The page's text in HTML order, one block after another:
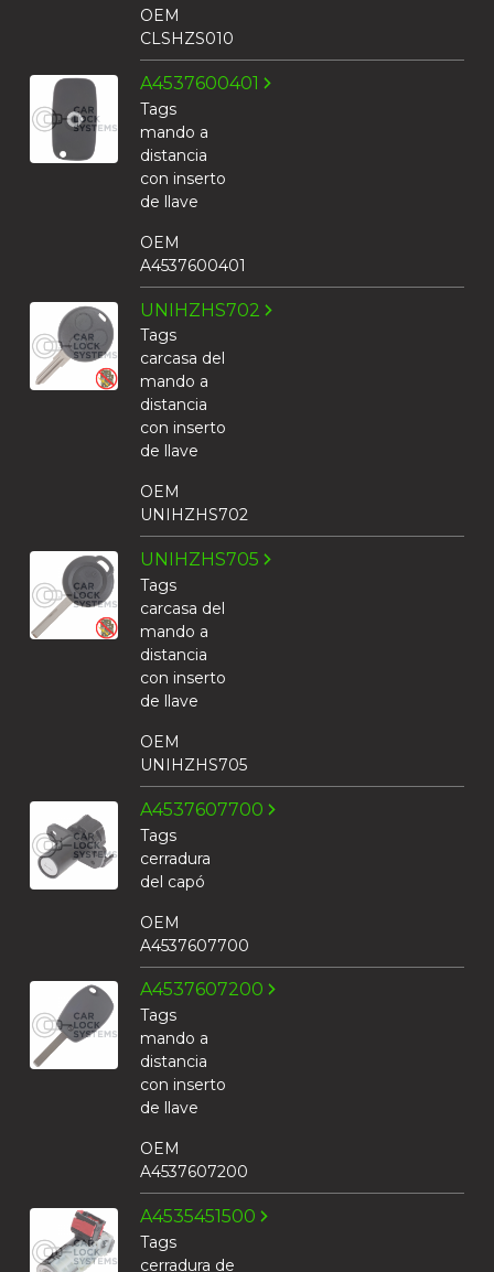
OEM
CLSHZS010
A4537600401
Tags
mando a
distancia
con inserto
de llave
OEM
A4537600401
UNIHZHS702
Tags
carcasa del
mando a
distancia
con inserto
de llave
OEM
UNIHZHS702
UNIHZHS705
Tags
carcasa del
mando a
distancia
con inserto
de llave
OEM
UNIHZHS705
A4537607700
Tags
cerradura
del capó
OEM
A4537607700
A4537607200
Tags
mando a
distancia
con inserto
de llave
OEM
A4537607200
A4535451500
Tags
cerradura de